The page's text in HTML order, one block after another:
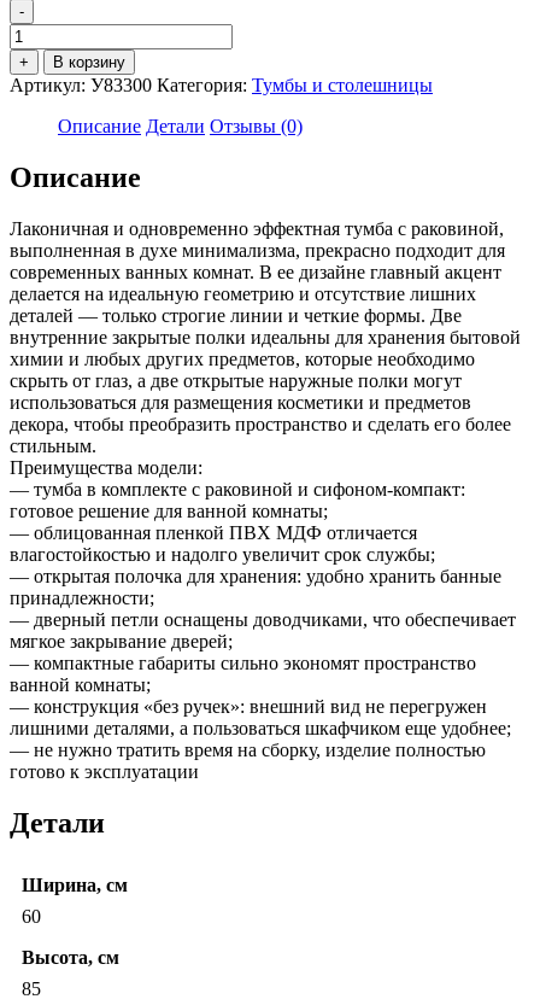
-
Количество
товара
Тумба
с
раковиной
60Н
1д.
Сонома
+ В корзину
Артикул: У83300 Категория: Тумбы и столешницы
Описание Детали Отзывы (0)
Описание
Лаконичная и одновременно эффектная тумба с раковиной,
выполненная в духе минимализма, прекрасно подходит для
современных ванных комнат. В ее дизайне главный акцент
делается на идеальную геометрию и отсутствие лишних
деталей — только строгие линии и четкие формы. Две
внутренние закрытые полки идеальны для хранения бытовой
химии и любых других предметов, которые необходимо
скрыть от глаз, а две открытые наружные полки могут
использоваться для размещения косметики и предметов
декора, чтобы преобразить пространство и сделать его более
стильным.
Преимущества модели:
— тумба в комплекте с раковиной и сифоном-компакт:
готовое решение для ванной комнаты;
— облицованная пленкой ПВХ МДФ отличается
влагостойкостью и надолго увеличит срок службы;
— открытая полочка для хранения: удобно хранить банные
принадлежности;
— дверный петли оснащены доводчиками, что обеспечивает
мягкое закрывание дверей;
— компактные габариты сильно экономят пространство
ванной комнаты;
— конструкция «без ручек»: внешний вид не перегружен
лишними деталями, а пользоваться шкафчиком еще удобнее;
— не нужно тратить время на сборку, изделие полностью
готово к эксплуатации
Детали
Ширина, см
60
Высота, см
85